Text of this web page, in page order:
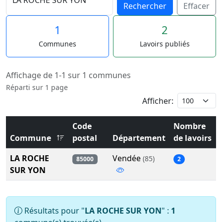
Rechercher Effacer
1
Communes
2
Lavoirs publiés
Affichage de 1-1 sur 1 communes
Réparti sur 1 page
Afficher:
Commune
Code
postal
Département
Nombre
de lavoirs
LA ROCHE
SUR YON
85000 Vendée (85) 2
Résultats pour "LA ROCHE SUR YON" : 1